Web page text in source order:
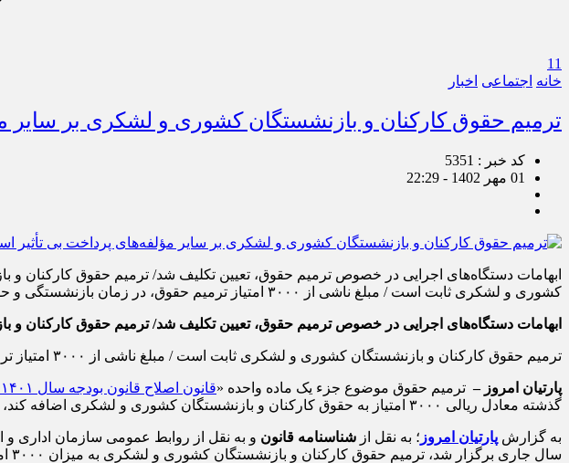
11
خانه اجتماعی اخبار
ترمیم حقوق كاركنان و بازنشستگان كشوری و لشكری بر سایر
کد خبر : 5351
01 مهر 1402 - 22:29
ابهامات دستگاه‌های اجرایی در خصوص ترمیم حقوق، تعیین تکلیف شد/ ترمیم حقوق كاركنان
كشوری و لشكری ثابت است / مبلغ ناشی از ۳۰۰۰ امتیاز ترمیم حقوق، در زمان بازنشستگی و حقوق بازنشستگی محاسبه می‌شود. پارتیان امروز – ترمیم […]
ابهامات دستگاه‌های اجرایی در خصوص ترمیم حقوق، تعیین تکلیف شد/ ترمیم حقوق كاركنان
ترمیم حقوق كاركنان و بازنشستگان كشوری و لشكری ثابت است / مبلغ ناشی از ۳۰۰۰ امتیاز ترمیم حقوق، در زمان بازنشستگی و حقوق بازنشستگی محاسبه می‌شود.
پارتیان امروز – ترمیم حقوق موضوع جزء یک ماده واحده «قانون اصلاح قانون بودجه سال ۱۴۰۱ کل کشور و ترمیم حقوق کارکنان و بازنشستگان کشوری و لشکری
گذشته معادل ریالی ۳۰۰۰ امتیاز به حقوق کارکنان و بازنشستگان کشوری و لشکری اضافه کند، به صورت ثابت است.
به گزارش پارتیان امروز ؛ به نقل از شناسنامه قانون
سال جاری برگزار شد، ترمیم حقوق کارکنان و بازنشستگان کشوری و لشکری به میزان ۳۰۰۰ امتیاز ثابت است.